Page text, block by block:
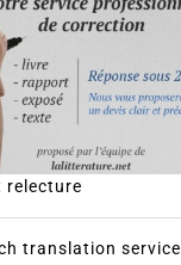
relecture
translation service